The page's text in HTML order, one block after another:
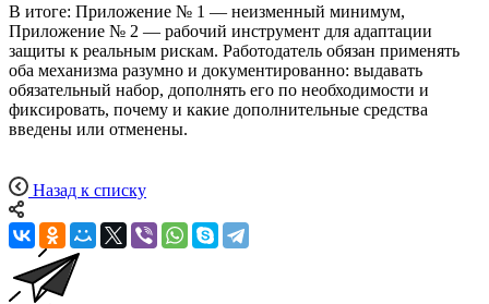
В итоге: Приложение № 1 — неизменный минимум,
Приложение № 2 — рабочий инструмент для адаптации
защиты к реальным рискам. Работодатель обязан применять
оба механизма разумно и документированно: выдавать
обязательный набор, дополнять его по необходимости и
фиксировать, почему и какие дополнительные средства
введены или отменены.
Назад к списку